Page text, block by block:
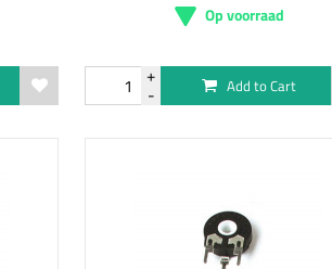
Op voorraad
Add to Cart